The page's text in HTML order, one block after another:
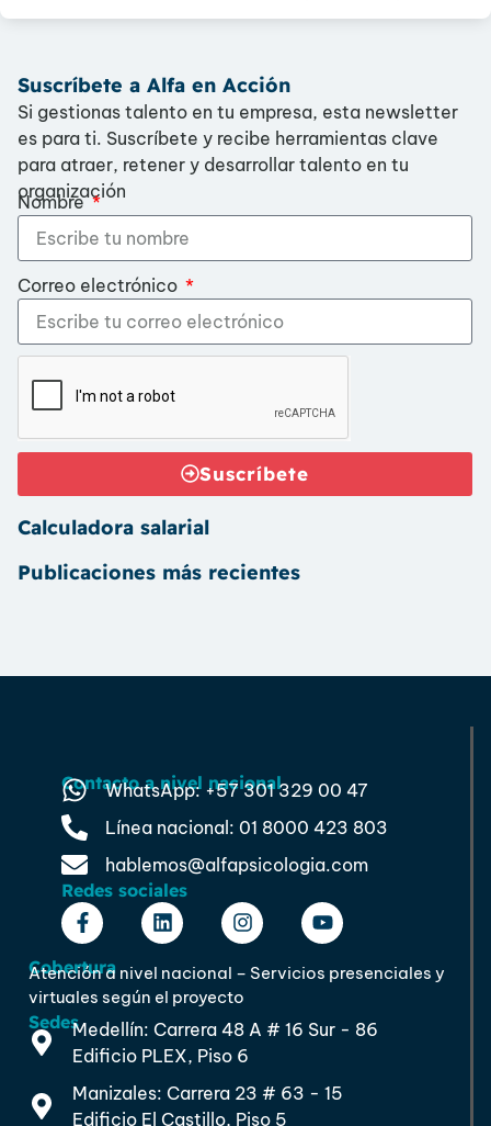
Suscríbete a Alfa en Acción
Si gestionas talento en tu empresa, esta newsletter
es para ti. Suscríbete y recibe herramientas clave
para atraer, retener y desarrollar talento en tu
organización
Nombre
Correo electrónico
Suscríbete
Calculadora salarial
Publicaciones más recientes
Contacto a nivel nacional
WhatsApp: +57 301 329 00 47
Línea nacional: 01 8000 423 803
hablemos@alfapsicologia.com
Redes sociales
Cobertura
Atención a nivel nacional – Servicios presenciales y
virtuales según el proyecto
SedesMedellín: Carrera 48 A # 16 Sur - 86
Edificio PLEX, Piso 6
Manizales: Carrera 23 # 63 - 15
Edificio El Castillo, Piso 5